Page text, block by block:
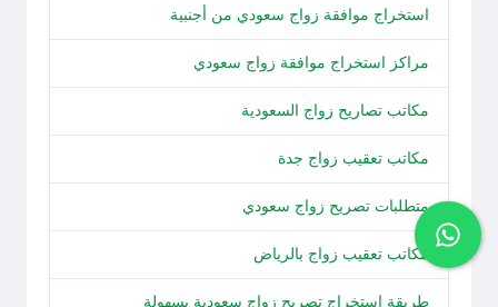
استخراج موافقة زواج سعودي من أجنبية
مراكز استخراج موافقة زواج سعودي
مكاتب تصاريح زواج السعودية
مكاتب تعقيب زواج جدة
متطلبات تصريح زواج سعودي
مكاتب تعقيب زواج بالرياض
طريقة استخراج تصريح زواج سعودية بسهولة